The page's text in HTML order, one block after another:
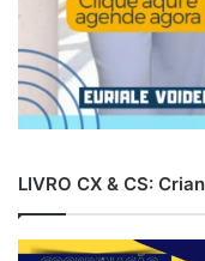
LIVRO CX & CS: